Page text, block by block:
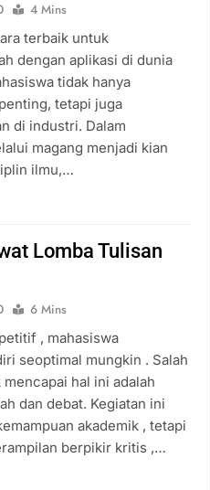
4 Mins
terbaik untuk
dengan aplikasi di dunia
tidak hanya
tetapi juga
di industri. Dalam
magang menjadi kian
ilmu,…
Lomba Tulisan
6 Mins
, mahasiswa
seoptimal mungkin . Salah
hal ini adalah
dan debat. Kegiatan ini
akademik , tetapi
berpikir kritis ,…